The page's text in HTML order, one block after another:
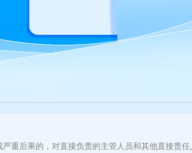
后果的，对直接负责的主管人员和其他直接责任